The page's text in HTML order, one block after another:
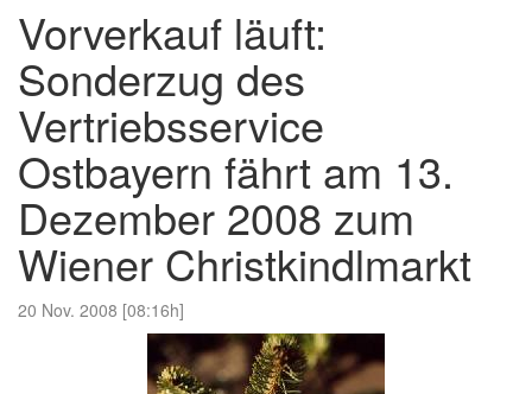
Vorverkauf läuft:
Sonderzug des
Vertriebsservice
Ostbayern fährt am 13.
Dezember 2008 zum
Wiener Christkindlmarkt
20 Nov. 2008 [08:16h]